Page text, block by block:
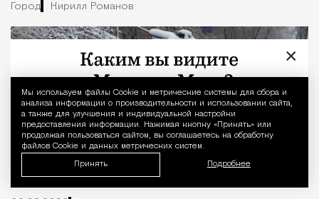
Уведомление
Мы используем файлы Сookie и метрические системы для сбора и
анализа информации о производительности и использовании сайта,
а также для улучшения и индивидуальной настройки
предоставления информации. Нажимая кнопку «Принять» или
продолжая пользоваться сайтом, вы соглашаетесь на обработку
файлов Cookie и данных метрических систем.
Принять Подробнее
Город Кирилл Романов
×